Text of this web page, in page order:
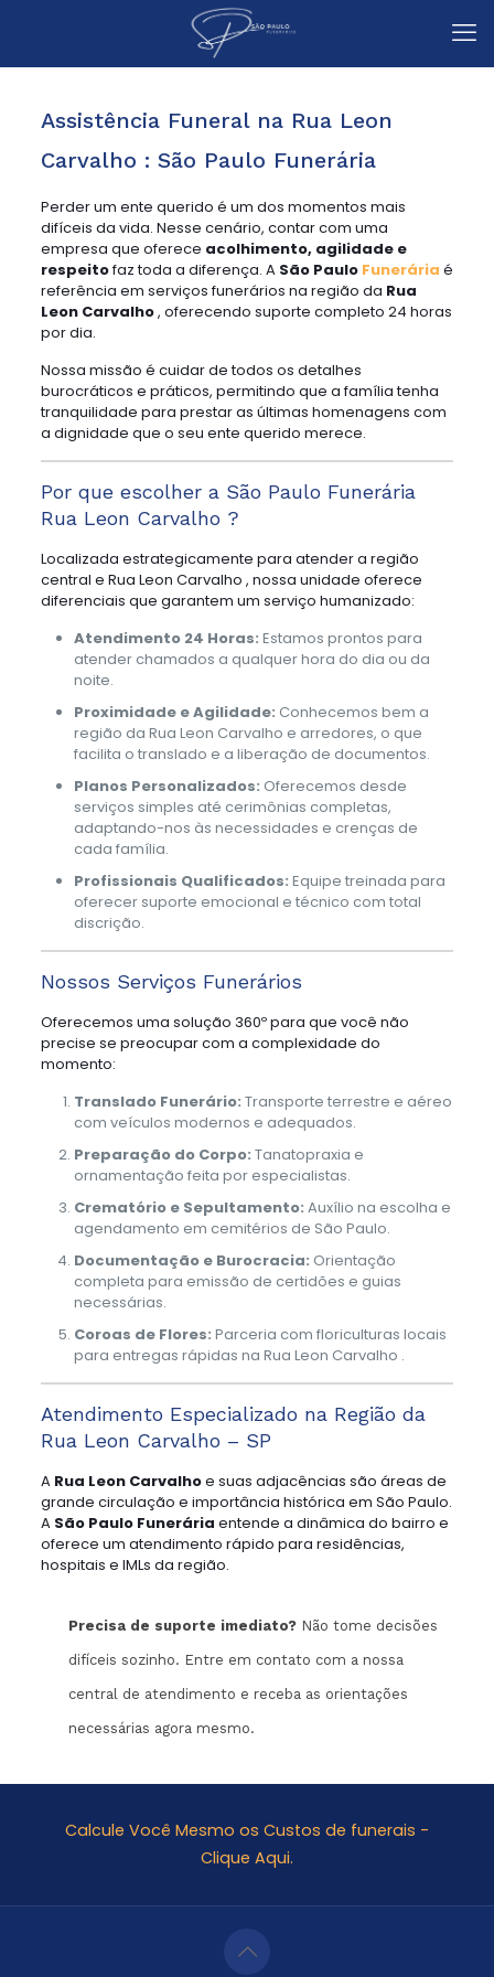
Assistência Funeral na Rua Leon
Carvalho : São Paulo Funerária
Perder um ente querido é um dos momentos mais
difíceis da vida. Nesse cenário, contar com uma
empresa que oferece acolhimento, agilidade e
respeitofaz toda a diferença. A São Paulo Funerária é
referência em serviços funerários na região da Rua
Leon Carvalho, oferecendo suporte completo 24 horas
por dia.
Nossa missão é cuidar de todos os detalhes
burocráticos e práticos, permitindo que a família tenha
tranquilidade para prestar as últimas homenagens com
a dignidade que o seu ente querido merece.
Por que escolher a São Paulo Funerária
Rua Leon Carvalho ?
Localizada estrategicamente para atender a região
central e Rua Leon Carvalho , nossa unidade oferece
diferenciais que garantem um serviço humanizado:
Atendimento 24 Horas: Estamos prontos para
atender chamados a qualquer hora do dia ou da
noite.
Proximidade e Agilidade: Conhecemos bem a
região da Rua Leon Carvalho e arredores, o que
facilita o translado e a liberação de documentos.
Planos Personalizados: Oferecemos desde
serviços simples até cerimônias completas,
adaptando-nos às necessidades e crenças de
cada família.
Profissionais Qualificados: Equipe treinada para
oferecer suporte emocional e técnico com total
discrição.
Nossos Serviços Funerários
Oferecemos uma solução 360º para que você não
precise se preocupar com a complexidade do
momento:
Translado Funerário: Transporte terrestre e aéreo
com veículos modernos e adequados.
Preparação do Corpo: Tanatopraxia e
ornamentação feita por especialistas.
Crematório e Sepultamento: Auxílio na escolha e
agendamento em cemitérios de São Paulo.
Documentação e Burocracia: Orientação
completa para emissão de certidões e guias
necessárias.
Coroas de Flores: Parceria com floriculturas locais
para entregas rápidas na Rua Leon Carvalho .
Atendimento Especializado na Região da
Rua Leon Carvalho – SP
A Rua Leon Carvalhoe suas adjacências são áreas de
grande circulação e importância histórica em São Paulo.
A São Paulo Funerária entende a dinâmica do bairro e
oferece um atendimento rápido para residências,
hospitais e IMLs da região.
Precisa de suporte imediato?Não tome decisões
difíceis sozinho. Entre em contato com a nossa
central de atendimento e receba as orientações
necessárias agora mesmo.
Calcule Você Mesmo os Custos de funerais -
Clique Aqui.